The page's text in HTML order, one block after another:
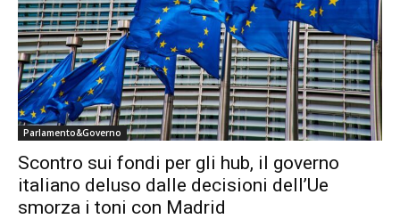
Parlamento&Governo
Scontro sui fondi per gli hub, il governo
italiano deluso dalle decisioni dell’Ue
smorza i toni con Madrid